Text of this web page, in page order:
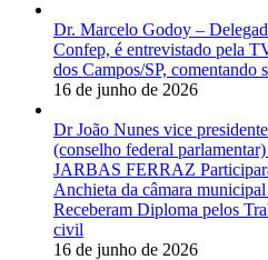
Dr. Marcelo Godoy –
Confep, é entrevistado pela
dos Campos/SP, comentando
16 de junho de 2026
Dr João Nunes vice
(conselho federal
JARBAS FERRAZ
Anchieta da câmara
Receberam Diploma pelos
civil
16 de junho de 2026